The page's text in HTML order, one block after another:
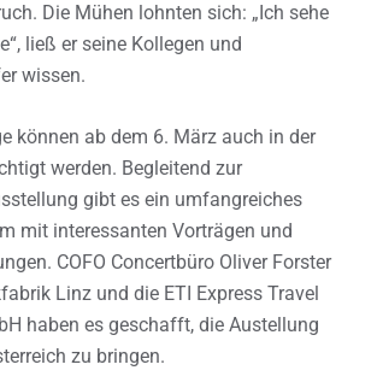
Die Mühen lohnten sich: „Ich sehe
ließ er seine Kollegen und
wissen.
können ab dem 6. März auch in der
werden. Begleitend zur
gibt es ein umfangreiches
mit interessanten Vorträgen und
COFO Concertbüro Oliver Forster
Linz und die ETI Express Travel
haben es geschafft, die Austellung
zu bringen.